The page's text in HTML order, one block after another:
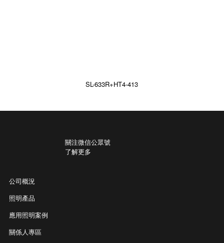
SL-633R+HT4-413
關注微信公眾號
了解更多
公司概況
照明產品
應用照明案例
關係人專區